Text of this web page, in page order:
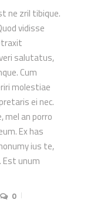
ne zril tibique.
vidisse
salutatus,
Cum
molestiae
ei nec.
mel an porro
Ex has
ius te,
Est unum
0